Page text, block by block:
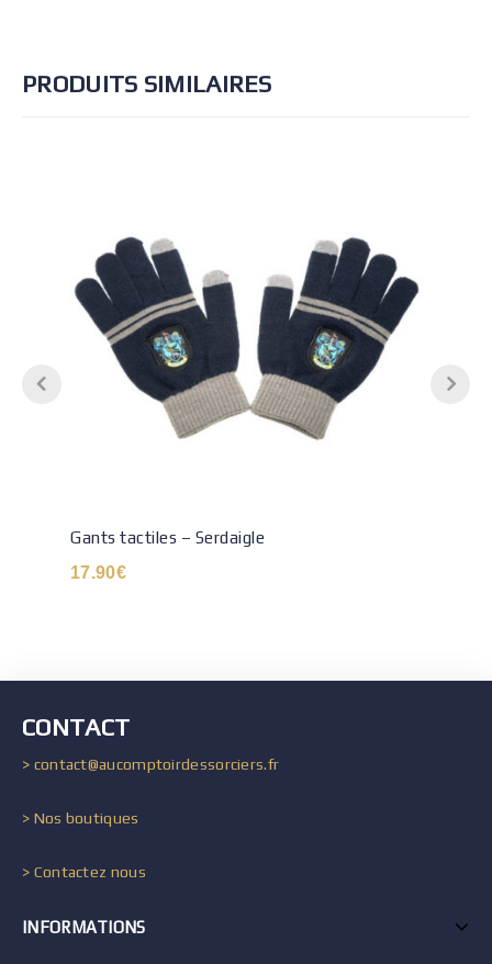
PRODUITS SIMILAIRES
Gants tactiles – Serdaigle
17.90€
CONTACT
> contact@aucomptoirdessorciers.fr
> Nos boutiques
> Contactez nous
INFORMATIONS